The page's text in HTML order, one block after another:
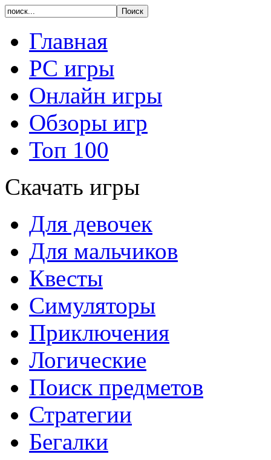
Главная
PC игры
Онлайн игры
Обзоры игр
Топ 100
Скачать игры
Для девочек
Для мальчиков
Квесты
Симуляторы
Приключения
Логические
Поиск предметов
Стратегии
Бегалки